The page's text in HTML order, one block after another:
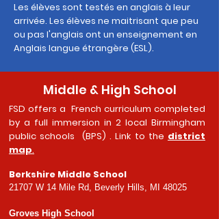
Les élèves sont testés en anglais à leur
arrivée. Les élèves ne maitrisant que peu
ou pas l'anglais ont un enseignement en
Anglais langue étrangère (ESL).
Middle & High School
FSD offers a French curriculum completed
by a full immersion in 2 local Birmingham
public schools (BPS) . Link to the district
map.
Berkshire Middle School
21707 W 14 Mile Rd, Beverly Hills, MI 48025
Groves High School